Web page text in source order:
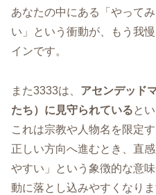
あなたの中にある「やって
い」という衝動が、もう我
インです。
また3333は、 アセンデッド
たち）に見守られていると
これは宗教や人物名を限定
正しい方向へ進むとき、直
やすい」という象徴的な意
動に落とし込みやすくなりま